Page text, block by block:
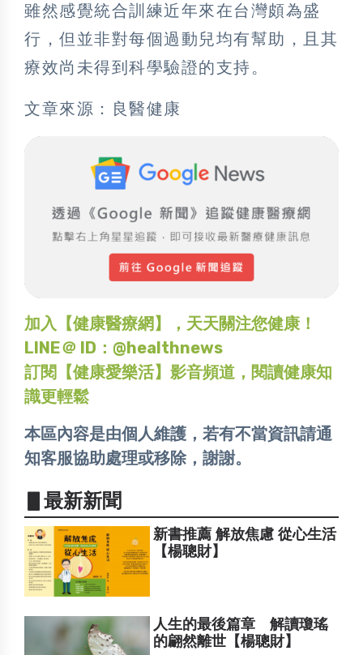
雖然感覺統合訓練近年來在台灣頗為盛
行，但並非對每個過動兒均有幫助，且其
療效尚未得到科學驗證的支持。
文章來源：良醫健康
加入【健康醫療網】，天天關注您健康！
LINE＠ ID：@healthnews
訂閱【健康愛樂活】影音頻道，閱讀健康知
識更輕鬆
本區內容是由個人維護，若有不當資訊請通
知客服協助處理或移除，謝謝。
▋最新新聞
新書推薦 解放焦慮 從心生活
【楊聰財】
人生的最後篇章 解讀瓊瑤
的翩然離世【楊聰財】